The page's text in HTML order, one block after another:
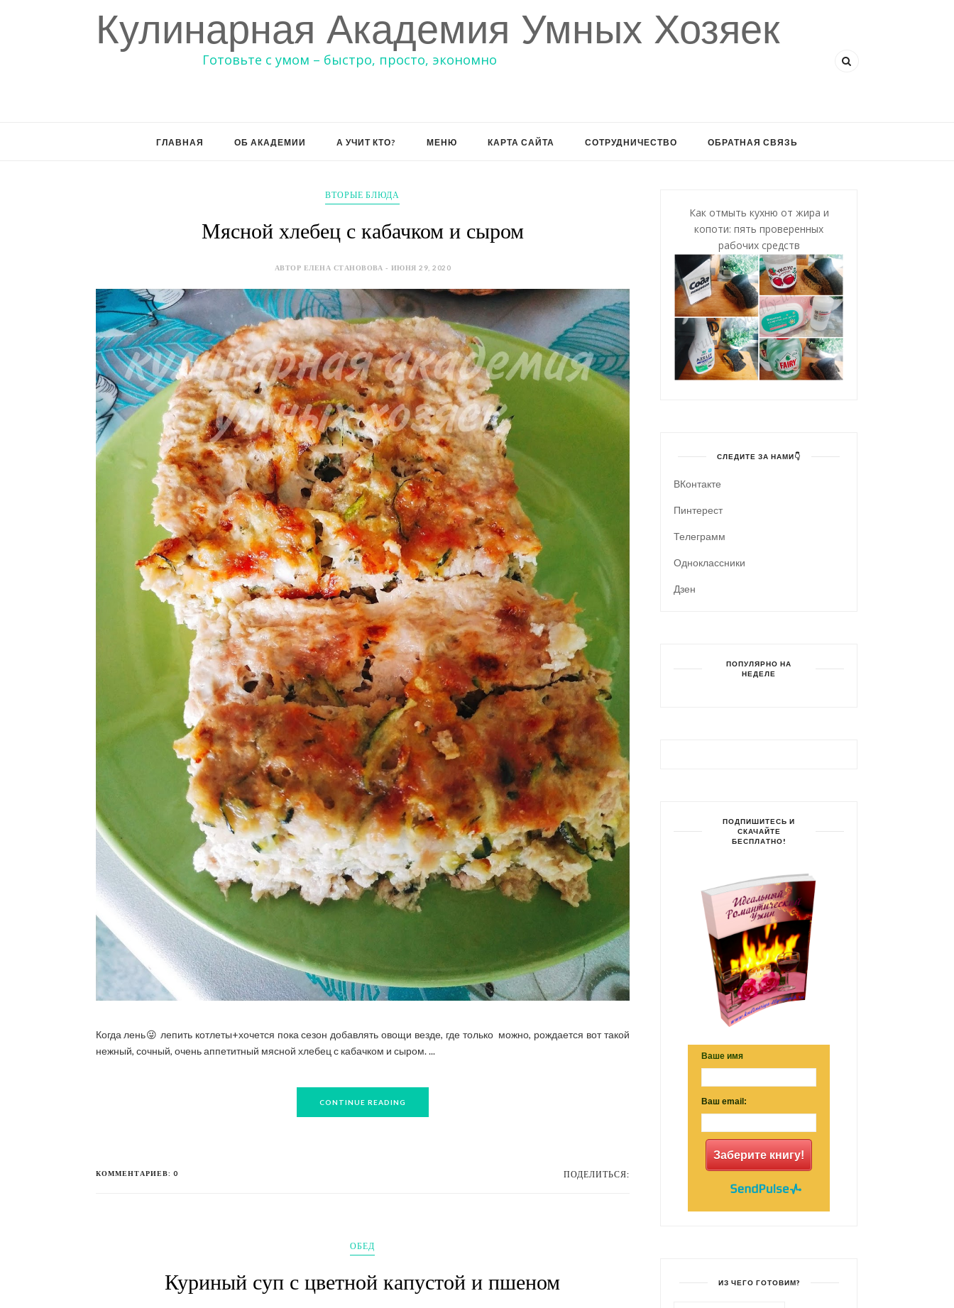
Кулинарная Академия Умных Хозяек
Готовьте с умом – быстро, просто, экономно
ГЛАВНАЯ ОБ АКАДЕМИИ А УЧИТ КТО? МЕНЮ КАРТА САЙТА СОТРУДНИЧЕСТВО ОБРАТНАЯ СВЯЗЬ
ВТОРЫЕ БЛЮДА
Мясной хлебец с кабачком и сыром
АВТОР ЕЛЕНА СТАНОВОВА - ИЮНЯ 29, 2020
Когда лень😜 лепить котлеты+хочется пока сезон добавлять овощи везде, где только можно, рождается вот такой
нежный, сочный, очень аппетитный мясной хлебец с кабачком и сыром. ...
CONTINUE READING
КОММЕНТАРИЕВ: 0 ПОДЕЛИТЬСЯ:
ОБЕД
Куриный суп с цветной капустой и пшеном
Как отмыть кухню от жира и
копоти: пять проверенных
рабочих средств
СЛЕДИТЕ ЗА НАМИ👇
ВКонтакте
Пинтерест
Телеграмм
Одноклассники
Дзен
ПОПУЛЯРНО НА
НЕДЕЛЕ
ПОДПИШИТЕСЬ И
СКАЧАЙТЕ
БЕСПЛАТНО!
Ваше имя
Ваш email:
Заберите книгу!
ИЗ ЧЕГО ГОТОВИМ?